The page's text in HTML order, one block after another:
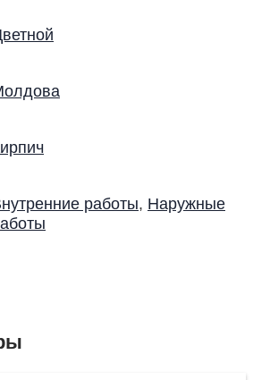
работы, Наружные